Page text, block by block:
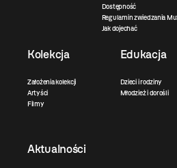
Dostępność
Regulamin zwiedzania
Jak dojechać
Kolekcja
Założenia kolekcji
Artyści
Filmy
Edukacja
Dzieci i rodziny
Młodzież i dorośli
Aktualności